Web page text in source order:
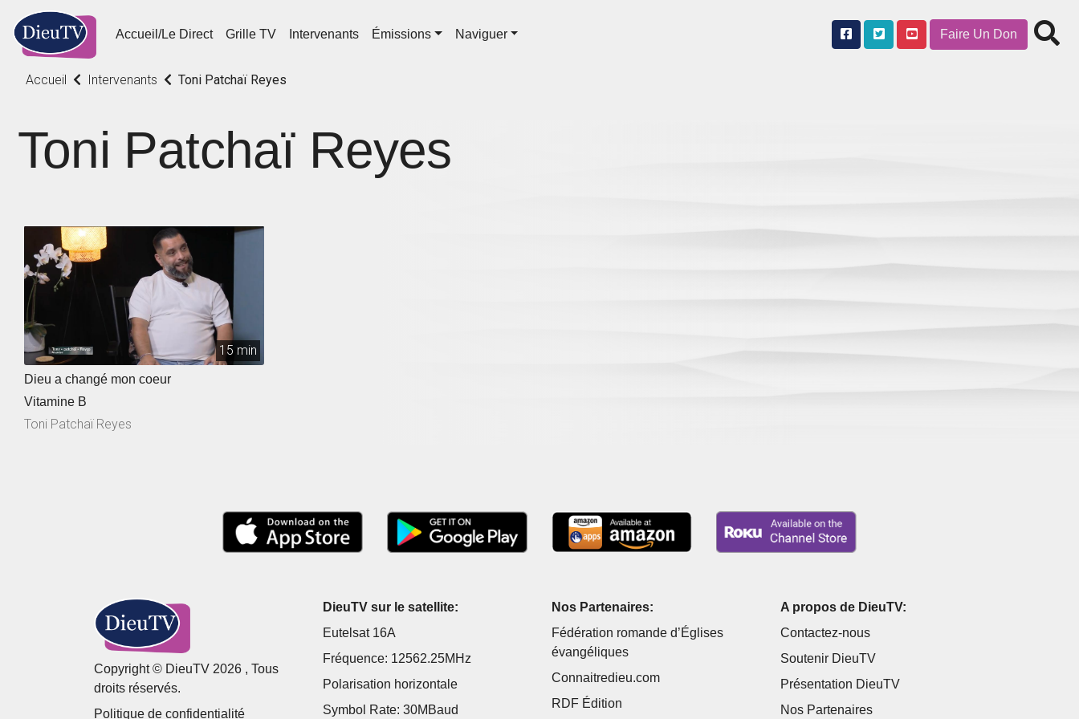
Accueil/Le Direct Grille TV Intervenants Émissions Naviguer Faire Un Don
Accueil Intervenants Toni Patchaï Reyes
Toni Patchaï Reyes
15 min
Dieu a changé mon coeur
Vitamine B
Toni Patchaï Reyes
Copyright © DieuTV 2026 , Tous
droits réservés.
Politique de confidentialité
DieuTV sur le satellite:
Eutelsat 16A
Fréquence: 12562.25MHz
Polarisation horizontale
Symbol Rate: 30MBaud
Nos Partenaires:
Fédération romande d’Églises
évangéliques
Connaitredieu.com
RDF Édition
A propos de DieuTV:
Contactez-nous
Soutenir DieuTV
Présentation DieuTV
Nos Partenaires